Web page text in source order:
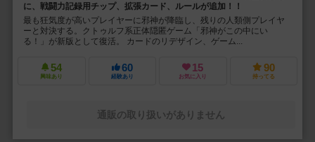
に、戦闘力記録用チップ、拡張カード、ルールが追加！！
最も狂気度が高いプレイヤーに邪神が降臨し、残りの人類側プレイヤ
ーと対決する。クトゥルフ系正体隠匿ゲーム「邪神がこの中にい
る！」が新版として復活。 カードのリデザイン、ゲーム...
54
興味あり
60
経験あり
15
お気に入り
90
持ってる
通販の取り扱いがありません